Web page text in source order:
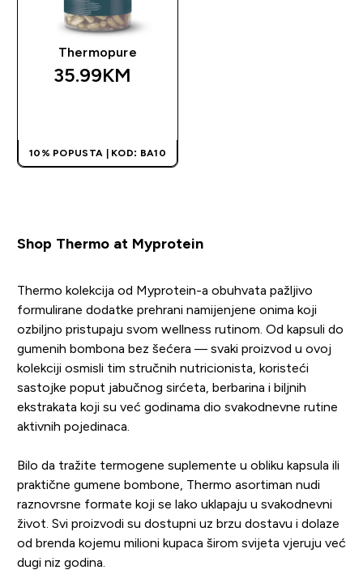
Thermopure
35.99KM‎
10% POPUSTA | KOD: BA10
Shop Thermo at Myprotein
Thermo kolekcija od Myprotein-a obuhvata pažljivo
formulirane dodatke prehrani namijenjene onima koji
ozbiljno pristupaju svom wellness rutinom. Od kapsuli do
gumenih bombona bez šećera — svaki proizvod u ovoj
kolekciji osmisli tim stručnih nutricionista, koristeći
sastojke poput jabučnog sirćeta, berbarina i biljnih
ekstrakata koji su već godinama dio svakodnevne rutine
aktivnih pojedinaca.
Bilo da tražite termogene suplemente u obliku kapsula ili
praktične gumene bombone, Thermo asortiman nudi
raznovrsne formate koji se lako uklapaju u svakodnevni
život. Svi proizvodi su dostupni uz brzu dostavu i dolaze
od brenda kojemu milioni kupaca širom svijeta vjeruju već
dugi niz godina.